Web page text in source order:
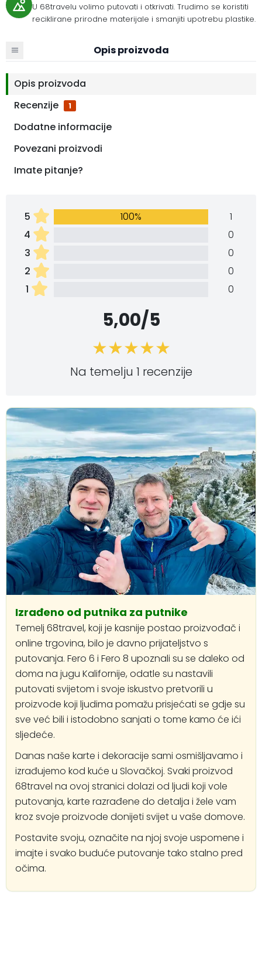
U 68travelu volimo putovati i otkrivati. Trudimo se koristiti
reciklirane prirodne materijale i smanjiti upotrebu plastike.
Opis proizvoda
Opis proizvoda
Recenzije
1
Dodatne informacije
Povezani proizvodi
Imate pitanje?
5 100%
1
4
0
3
0
2
0
1
0
5,00/5
Na temelju 1 recenzije
Izrađeno od putnika za putnike
Temelj 68travel, koji je kasnije postao proizvođač i
online trgovina, bilo je davno prijateljstvo s
putovanja. Fero 6 i Fero 8 upoznali su se daleko od
doma na jugu Kalifornije, odatle su nastavili
putovati svijetom i svoje iskustvo pretvorili u
proizvode koji ljudima pomažu prisjećati se gdje su
sve već bili i istodobno sanjati o tome kamo će ići
sljedeće.
Danas naše karte i dekoracije sami osmišljavamo i
izrađujemo kod kuće u Slovačkoj. Svaki proizvod
68travel na ovoj stranici dolazi od ljudi koji vole
putovanja, karte razrađene do detalja i žele vam
kroz svoje proizvode donijeti svijet u vaše domove.
Postavite svoju, označite na njoj svoje uspomene i
imajte i svako buduće putovanje tako stalno pred
očima.